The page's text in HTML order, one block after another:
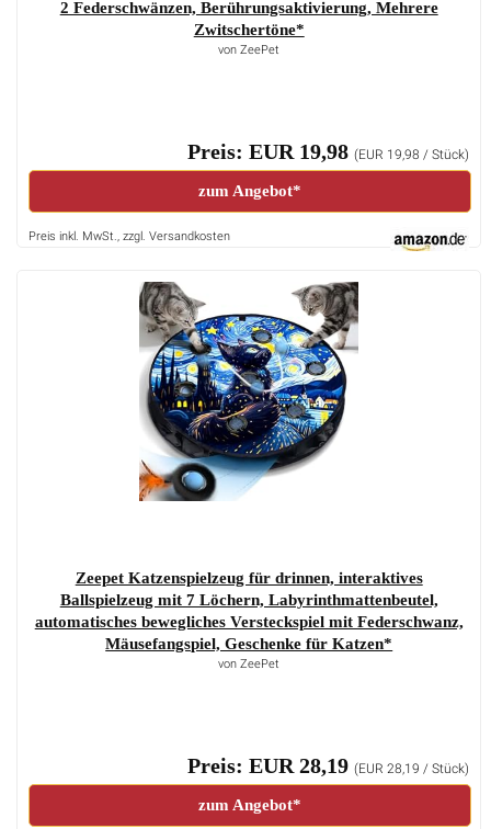
2 Federschwänzen, Berührungsaktivierung, Mehrere
Zwitschertöne*
von ZeePet
Preis: EUR 19,98(EUR 19,98 / Stück)
zum Angebot*
Preis inkl. MwSt., zzgl. Versandkosten
Zeepet Katzenspielzeug für drinnen, interaktives
Ballspielzeug mit 7 Löchern, Labyrinthmattenbeutel,
automatisches bewegliches Versteckspiel mit Federschwanz,
Mäusefangspiel, Geschenke für Katzen*
von ZeePet
Preis: EUR 28,19(EUR 28,19 / Stück)
zum Angebot*